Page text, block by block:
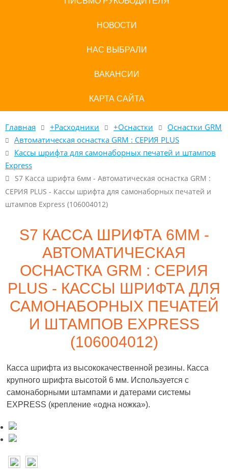
НОВОСТИ
НАС ВЫБРАЛИ
ВАКАНСИИ
КАРТА САЙТА
Главная +Расходники +Оснастки
Оснастки GRM
Автоматическая оснастка GRM : СЕРИЯ PLUS
Кассы шрифта для самонаборных печатей и штампов
Express
S7 Касса шрифта 6мм - Автоматическая оснастка GRM :
СЕРИЯ PLUS - Кассы шрифта для самонаборных печатей и
штампов Express (106004012)
S7 КАССА ШРИФТА 6ММ -
АВТОМАТИЧЕСКАЯ
ОСНАСТКА GRM : СЕРИЯ
PLUS - КАССЫ ШРИФТА ДЛЯ
САМОНАБОРНЫХ ПЕЧАТЕЙ
И ШТАМПОВ EXPRESS
(106004012)
Касса шрифта из высококачественной резины. Касса
крупного шрифта высотой 6 мм. Используется с
самонаборными штампами и датерами системы
EXPRESS (крепление «одна ножка»).